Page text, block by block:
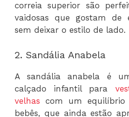
correia superior são
vaidosas que gostam de
sem deixar o estilo de lado.
2. Sandália Anabela
A sandália anabela é
calçado infantil para
velhas com um
bebês, que ainda estão